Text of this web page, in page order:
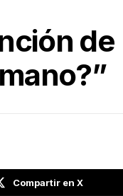
de
Compartir en X